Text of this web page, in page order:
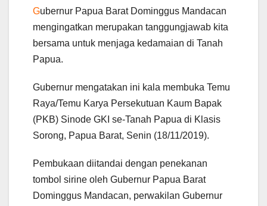
Gubernur Papua Barat Dominggus Mandacan
mengingatkan merupakan tanggungjawab kita
bersama untuk menjaga kedamaian di Tanah
Papua.
Gubernur mengatakan ini kala membuka Temu
Raya/Temu Karya Persekutuan Kaum Bapak
(PKB) Sinode GKI se-Tanah Papua di Klasis
Sorong, Papua Barat, Senin (18/11/2019).
Pembukaan diitandai dengan penekanan
tombol sirine oleh Gubernur Papua Barat
Dominggus Mandacan, perwakilan Gubernur